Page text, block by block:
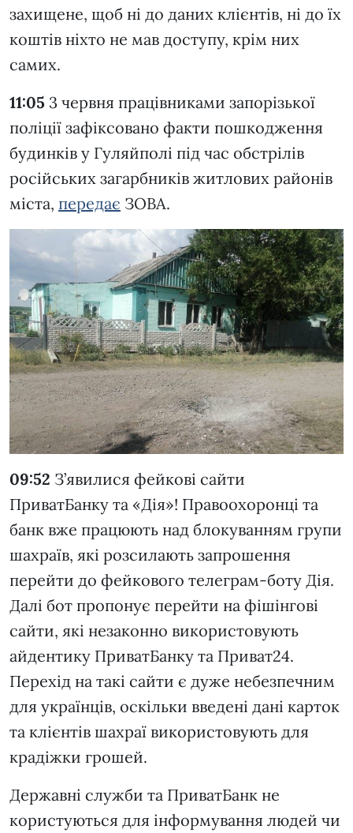
захищене, щоб ні до даних клієнтів, ні до їх
коштів ніхто не мав доступу, крім них
самих.
11:05 3 червня працівниками запорізької
поліції зафіксовано факти пошкодження
будинків у Гуляйполі під час обстрілів
російських загарбників житлових районів
міста, передає ЗОВА.
09:52 З’явилися фейкові сайти
ПриватБанку та «Дія»! Правоохоронці та
банк вже працюють над блокуванням групи
шахраїв, які розсилають запрошення
перейти до фейкового телеграм-боту Дія.
Далі бот пропонує перейти на фішінгові
сайти, які незаконно використовують
айдентику ПриватБанку та Приват24.
Перехід на такі сайти є дуже небезпечним
для українців, оскільки введені дані карток
та клієнтів шахраї використовують для
крадіжки грошей.
Державні служби та ПриватБанк не
користуються для інформування людей чи